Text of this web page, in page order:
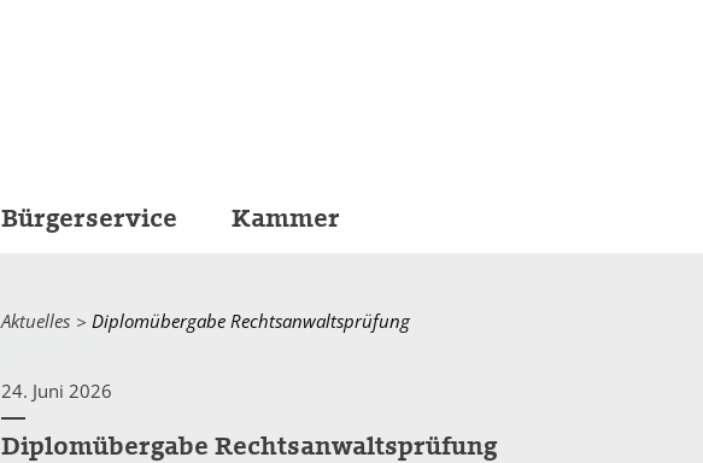
Bürgerservice Kammer
Aktuelles Current:
Diplomübergabe Rechtsanwaltsprüfung
24. Juni 2026
Diplomübergabe Rechtsanwaltsprüfung